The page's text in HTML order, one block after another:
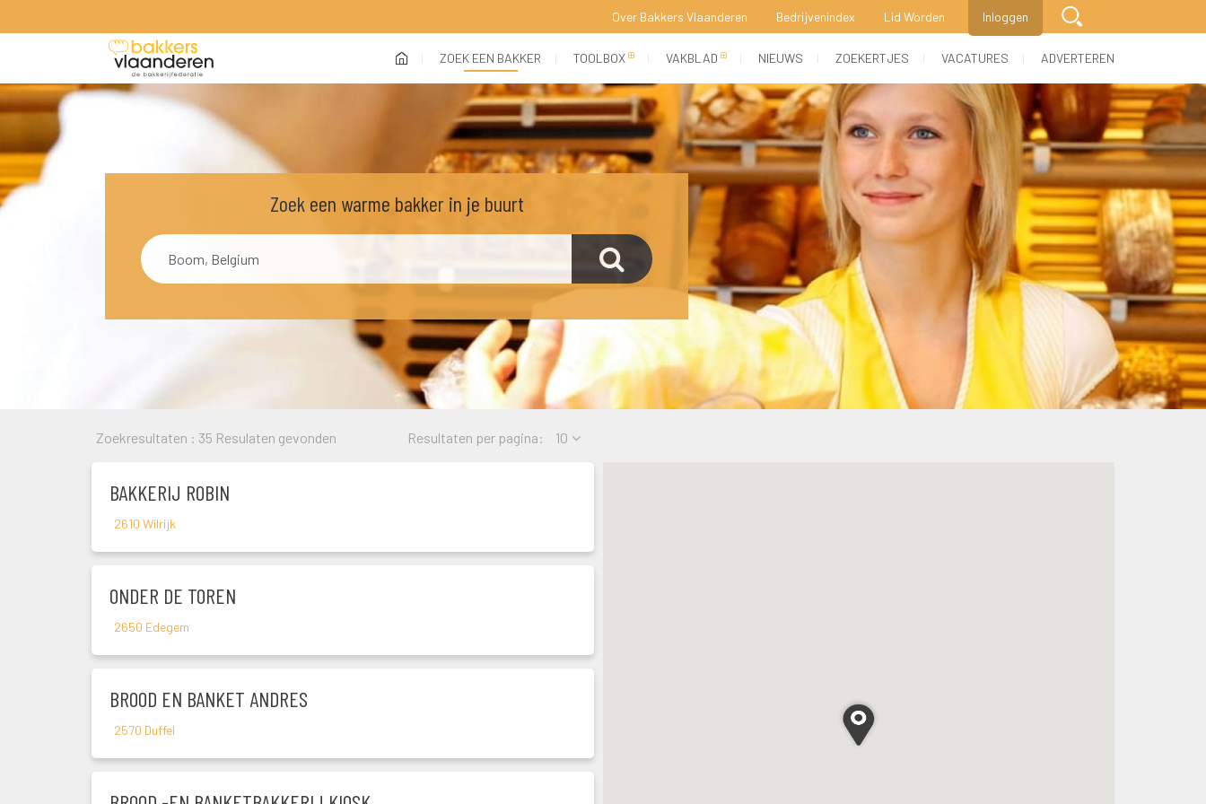
Over Bakkers Vlaanderen Bedrijvenindex Lid Worden Inloggen
(current)ZOEK EEN BAKKER TOOLBOX VAKBLAD NIEUWS ZOEKERTJES VACATURES ADVERTEREN
Zoek een warme bakker in je buurt
Zoekresultaten : 35 Resulaten gevonden Resultaten per pagina: 10
BAKKERIJ ROBIN
2610 Wilrijk
ONDER DE TOREN
2650 Edegem
BROOD EN BANKET ANDRES
2570 Duffel